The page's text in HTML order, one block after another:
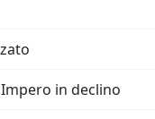
in declino